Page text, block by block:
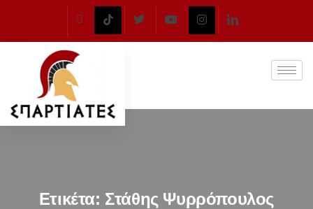
Ετικέτα: Στάθης Ψυρρόπουλος